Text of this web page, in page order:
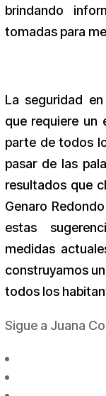
brindando
tomadas para
La seguridad
que requiere un
parte de todos
pasar de las
resultados que
Genaro
estas
medidas
construyamos
todos los
Sigue a Juana